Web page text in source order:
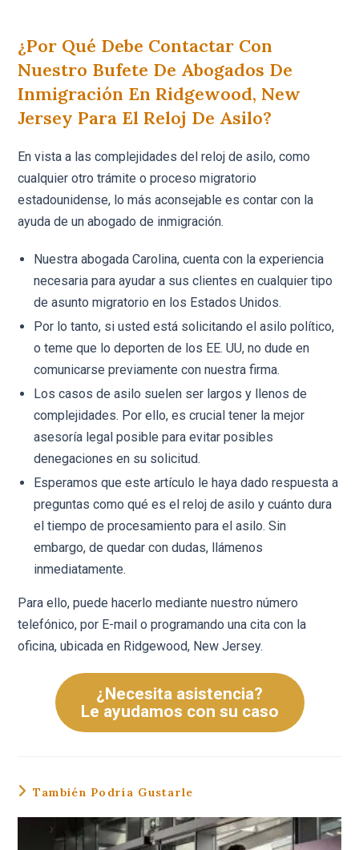
¿Por Qué Debe Contactar Con
Nuestro Bufete De Abogados De
Inmigración En Ridgewood, New
Jersey Para El Reloj De Asilo?
En vista a las complejidades del reloj de asilo, como
cualquier otro trámite o proceso migratorio
estadounidense, lo más aconsejable es contar con la
ayuda de un abogado de inmigración.
Nuestra abogada Carolina, cuenta con la experiencia
necesaria para ayudar a sus clientes en cualquier tipo
de asunto migratorio en los Estados Unidos.
Por lo tanto, si usted está solicitando el asilo político,
o teme que lo deporten de los EE. UU, no dude en
comunicarse previamente con nuestra firma.
Los casos de asilo suelen ser largos y llenos de
complejidades. Por ello, es crucial tener la mejor
asesoría legal posible para evitar posibles
denegaciones en su solicitud.
Esperamos que este artículo le haya dado respuesta a
preguntas como qué es el reloj de asilo y cuánto dura
el tiempo de procesamiento para el asilo. Sin
embargo, de quedar con dudas, llámenos
inmediatamente.
Para ello, puede hacerlo mediante nuestro número
telefónico, por E-mail o programando una cita con la
oficina, ubicada en Ridgewood, New Jersey.
¿Necesita asistencia?
Le ayudamos con su caso
También Podría Gustarle